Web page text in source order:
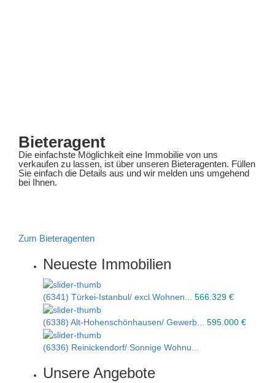
Bieteragent
Die einfachste Möglichkeit eine Immobilie von uns
verkaufen zu lassen, ist über unseren Bieteragenten. Füllen
Sie einfach die Details aus und wir melden uns umgehend
bei Ihnen.
Zum Bieteragenten
Neueste Immobilien
(6341) Türkei-Istanbul/ excl.Wohnen... 566.329 €
(6338) Alt-Hohenschönhausen/ Gewerb... 595.000 €
(6336) Reinickendorf/ Sonnige Wohnu...
Unsere Angebote